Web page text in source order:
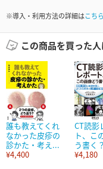
※導入・利用方法の詳細はこちら
この商品を買った
誰も教えてくれ
なかった皮疹の
診かた・考え...
¥4,400
CT読影
ト、こ
う書く？
¥4,180